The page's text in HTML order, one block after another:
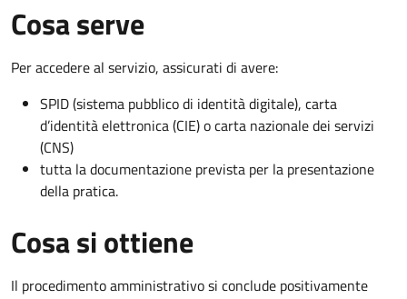
Cosa serve
Per accedere al servizio, assicurati di avere:
SPID (sistema pubblico di identità digitale), carta
d’identità elettronica (CIE) o carta nazionale dei servizi
(CNS)
tutta la documentazione prevista per la presentazione
della pratica.
Cosa si ottiene
Il procedimento amministrativo si conclude positivamente